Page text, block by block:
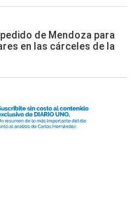
de Mendoza para
en las cárceles de la